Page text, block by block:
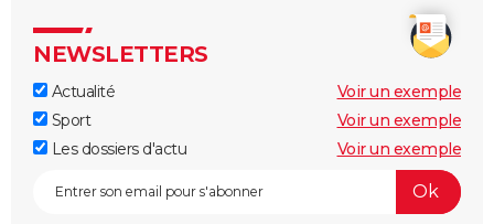
NEWSLETTERS
Actualité
Voir un exemple
Sport
Voir un exemple
Les dossiers d'actu
Voir un exemple